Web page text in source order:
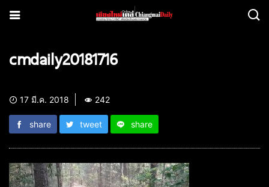
cmdaily20181716
17 มี.ค. 2018 242
share tweet share